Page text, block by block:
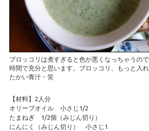
ブロッコリは煮すぎると色が悪くなっちゃうの
時間で充分と思います。ブロッコリ、もっと入
たかい青汁・笑
【材料】2人分
オリーブオイル 小さじ1/2
たまねぎ 1/2個（みじん切り）
にんにく（みじん切り） 小さじ1